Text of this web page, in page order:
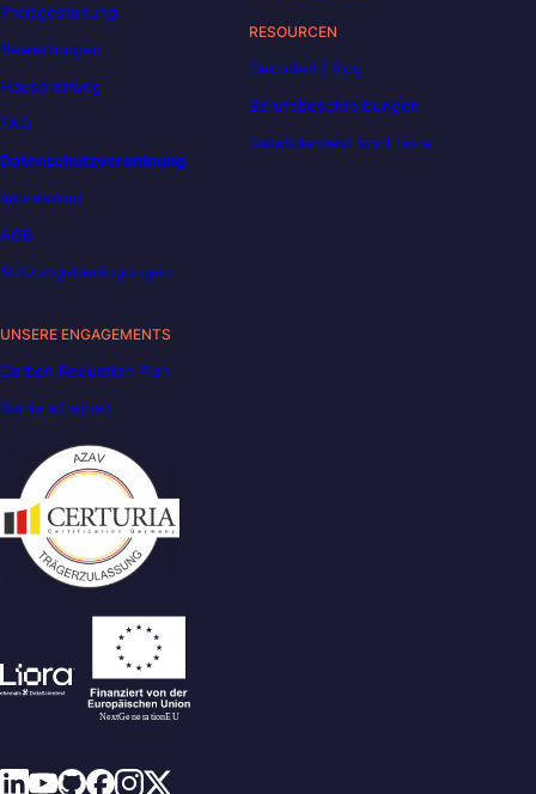
Preisgestaltung
Bewertungen
Hausordnung
FAQ
Datenschutzverordnung
Impressum
AGB
Nutzungsbedingungen
RESOURCEN
Decoded | Blog
Berufsbeschreibungen
DataScientest wird Liora
UNSERE ENGAGEMENTS
Carbon Reduction Plan
Barrierefreiheit